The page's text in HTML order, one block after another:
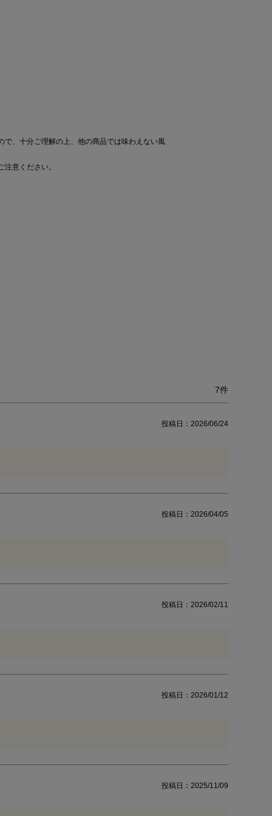
、十分ご理解の上、他の商品では味わえない風
意ください。
7
投稿日 2026/06/24
投稿日 2026/04/05
投稿日 2026/02/11
投稿日 2026/01/12
投稿日 2025/11/09